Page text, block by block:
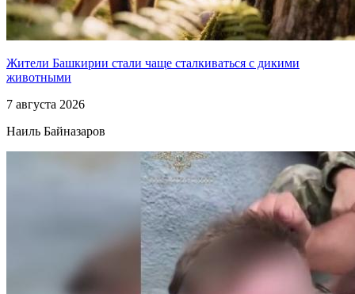
Жители Башкирии стали чаще сталкиваться с дикими
животными
7 августа 2026
Наиль Байназаров